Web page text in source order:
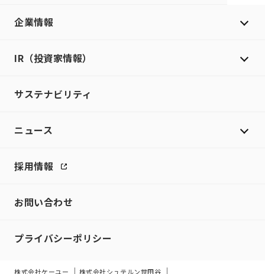
企業情報
IR（投資家情報）
サステナビリティ
ニュース
採用情報
お問い合わせ
プライバシーポリシー
株式会社ケーユー 株式会社シュテルン世田谷